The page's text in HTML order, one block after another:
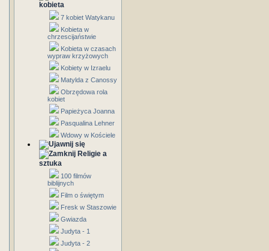
kobieta
7 kobiet Watykanu
Kobieta w
chrzescijaństwie
Kobieta w czasach
wypraw krzyżowych
Kobiety w Izraelu
Matylda z Canossy
Obrzędowa rola
kobiet
Papieżyca Joanna
Pasqualina Lehner
Wdowy w Kościele
Religie a
sztuka
100 filmów
biblijnych
Film o świętym
Fresk w Staszowie
Gwiazda
Judyta - 1
Judyta - 2